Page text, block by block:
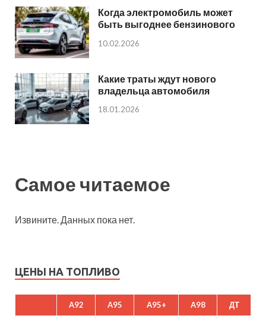
Когда электромобиль может
быть выгоднее бензинового
10.02.2026
Какие траты ждут нового
владельца автомобиля
18.01.2026
Самое читаемое
Извините. Данных пока нет.
ЦЕНЫ НА ТОПЛИВО
A92 A95 A95+ A98 ДТ